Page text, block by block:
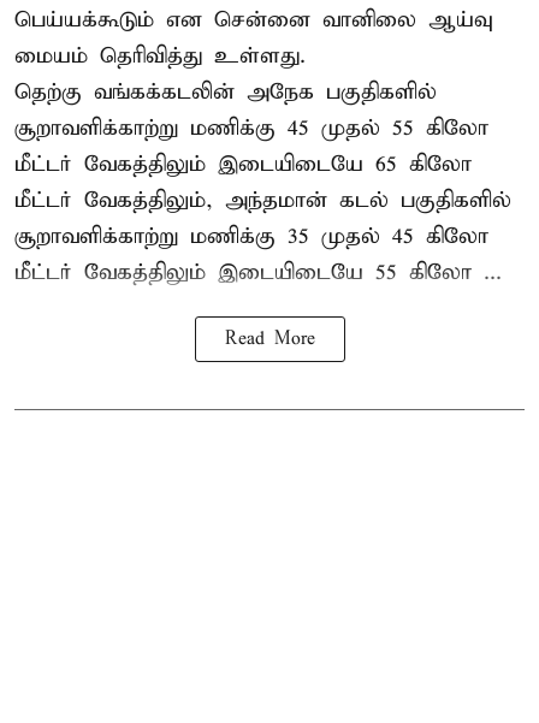
பெய்யக்கூடும் என சென்னை வானிலை ஆய்வு
மையம் தெரிவித்து உள்ளது.
தெற்கு வங்கக்கடலின் அநேக பகுதிகளில்
சூறாவளிக்காற்று மணிக்கு 45 முதல் 55 கிலோ
மீட்டர் வேகத்திலும் இடையிடையே 65 கிலோ
மீட்டர் வேகத்திலும், அந்தமான் கடல் பகுதிகளில்
சூறாவளிக்காற்று மணிக்கு 35 முதல் 45 கிலோ
மீட்டர் வேகத்திலும் இடையிடையே 55 கிலோ ...
Read More